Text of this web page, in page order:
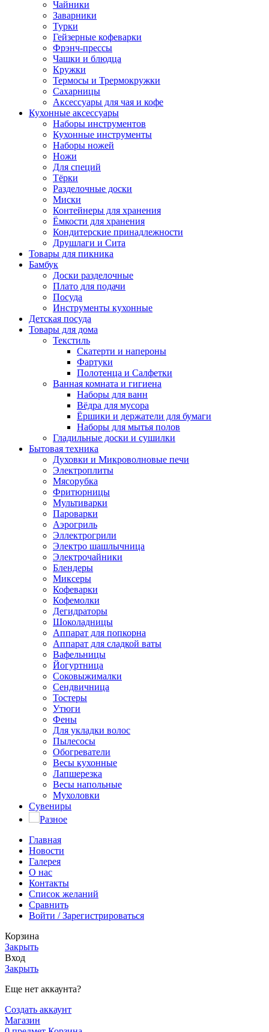
Чайники
Заварники
Турки
Гейзерные кофеварки
Фрэнч-прессы
Чашки и блюдца
Кружки
Термосы и Трермокружки
Сахарницы
Аксессуары для чая и кофе
Кухонные аксессуары
Наборы инструментов
Кухонные инструменты
Наборы ножей
Ножи
Для специй
Тёрки
Разделочные доски
Миски
Контейнеры для хранения
Ёмкости для хранения
Кондитерские принадлежности
Друшлаги и Сита
Товары для пикника
Бамбук
Доски разделочные
Плато для подачи
Посуда
Инструменты кухонные
Детская посуда
Товары для дома
Текстиль
Скатерти и напероны
Фартуки
Полотенца и Салфетки
Ванная комната и гигиена
Наборы для ванн
Вёдра для мусора
Ёршики и держатели для бумаги
Наборы для мытья полов
Гладильные доски и сушилки
Бытовая техника
Духовки и Микроволновые печи
Электроплиты
Мясорубка
Фритюрницы
Мультиварки
Пароварки
Аэрогриль
Эллектрогрили
Электро шашлычница
Электрочайники
Блендеры
Миксеры
Кофеварки
Кофемолки
Дегидраторы
Шоколадницы
Аппарат для попкорна
Аппарат для сладкой ваты
Вафельницы
Йогуртница
Соковыжималки
Сендвичница
Тостеры
Утюги
Фены
Для укладки волос
Пылесосы
Обогреватели
Весы кухонные
Лапшерезка
Весы напольные
Мухоловки
Сувениры
Разное
Главная
Новости
Галерея
О нас
Контакты
Список желаний
Сравнить
Войти / Зарегистрироваться
Корзина
Закрыть
Вход
Закрыть
Еще нет аккаунта?
Создать аккаунт
Магазин